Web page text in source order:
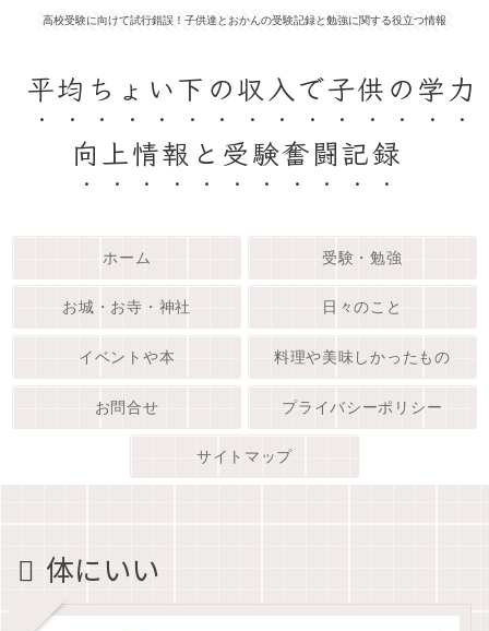
高校受験に向けて試行錯誤！子供達とおかんの受験記録と勉強に関する役立つ情報
平均ちょい下の収入で子供の学力
向上情報と受験奮闘記録
ホーム 受験・勉強
お城・お寺・神社 日々のこと
イベントや本 料理や美味しかったもの
お問合せ プライバシーポリシー
サイトマップ
体にいい